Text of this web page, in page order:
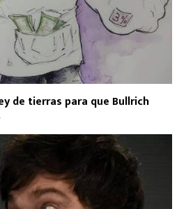
de tierras para que Bullrich